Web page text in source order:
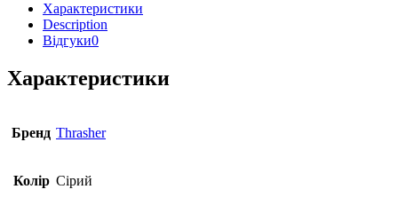
Характеристики
Description
Відгуки0
Характеристики
Бренд Thrasher
Колір Сірий